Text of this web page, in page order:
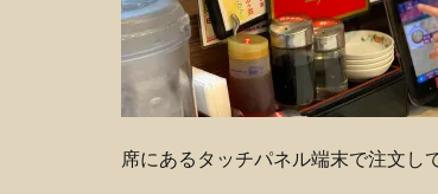
席にあるタッチパネル端末で注文し